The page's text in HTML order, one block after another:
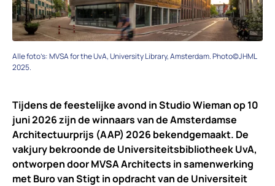
Alle foto’s: MVSA for the UvA, University Library, Amsterdam. Photo©JHML
2025.
Tijdens de feestelijke avond in Studio Wieman op 10
juni 2026 zijn de winnaars van de Amsterdamse
Architectuurprijs (AAP) 2026 bekendgemaakt. De
vakjury bekroonde de Universiteitsbibliotheek UvA,
ontworpen door MVSA Architects in samenwerking
met Buro van Stigt in opdracht van de Universiteit